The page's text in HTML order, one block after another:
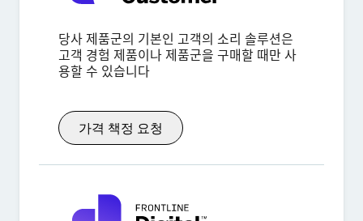
당사 제품군의 기본인 고객의 소리 솔루션은
고객 경험 제품이나 제품군을 구매할 때만 사
용할 수 있습니다
가격 책정 요청